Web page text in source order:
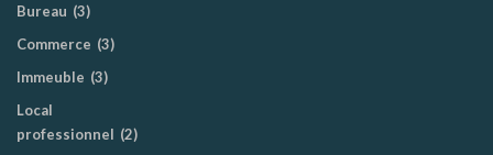
Bureau (3)
Commerce (3)
Immeuble (3)
Local
professionnel (2)